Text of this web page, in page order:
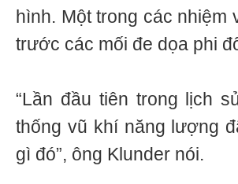
hình. Một trong các nhiệm
trước các mối đe dọa phi
“Lần đầu tiên trong lịch
thống vũ khí năng lượng
gì đó”, ông Klunder nói.